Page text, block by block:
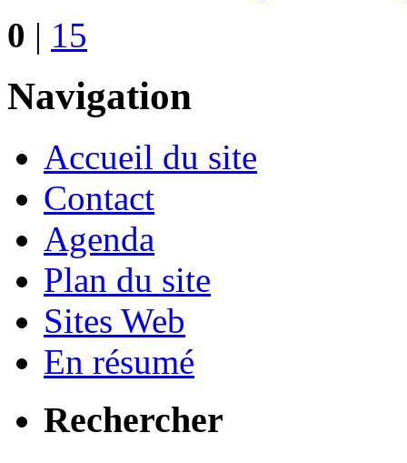
0 | 15
Navigation
Accueil du site
Contact
Agenda
Plan du site
Sites Web
En résumé
Rechercher